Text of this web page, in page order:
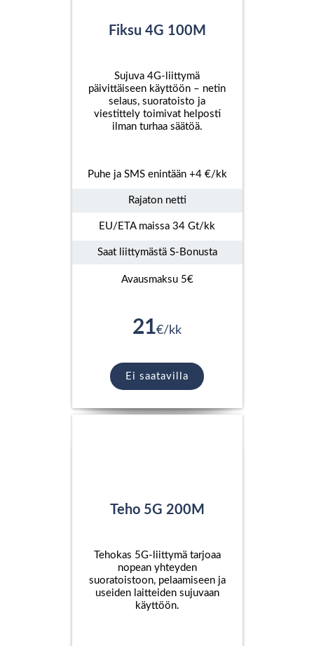
Fiksu 4G 100M
Sujuva 4G-liittymä
päivittäiseen käyttöön – netin
selaus, suoratoisto ja
viestittely toimivat helposti
ilman turhaa säätöä.
Puhe ja SMS enintään +4 €/kk
Rajaton netti
EU/ETA maissa 34 Gt/kk
Saat liittymästä S-Bonusta
Avausmaksu 5€
21€/kk
Ei saatavilla
Teho 5G 200M
Tehokas 5G-liittymä tarjoaa
nopean yhteyden
suoratoistoon, pelaamiseen ja
useiden laitteiden sujuvaan
käyttöön.